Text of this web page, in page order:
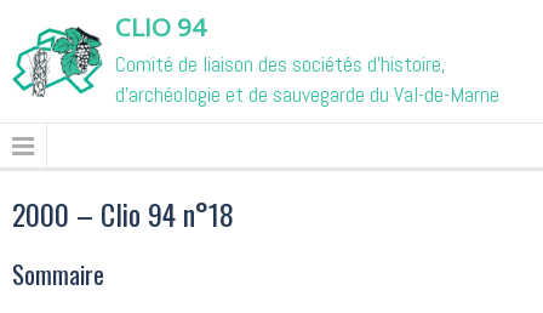
CLIO 94
Comité de liaison des sociétés d'histoire,
d'archéologie et de sauvegarde du Val-de-Marne
2000 – Clio 94 n°18
Sommaire